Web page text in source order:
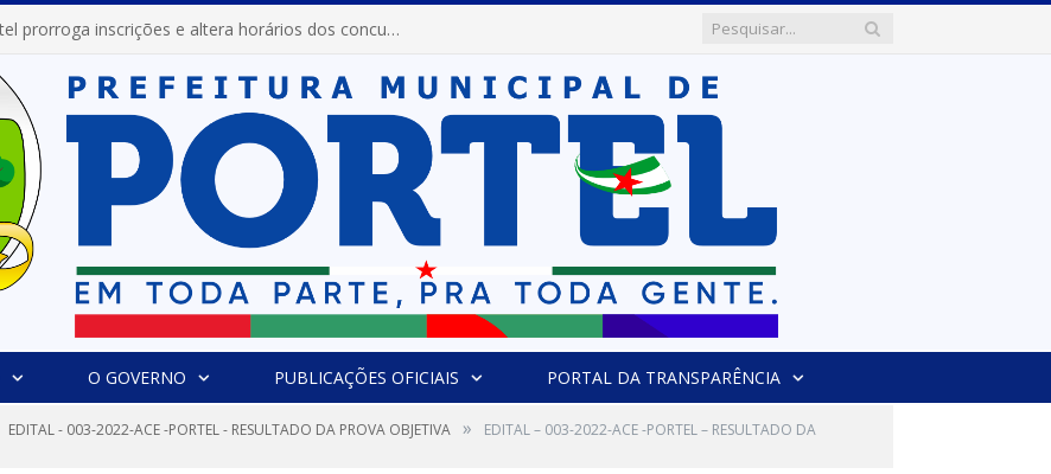
Prefeitura de Portel prorroga inscrições e altera horários dos concursos “Musa” e “Miss Mix Verão 2026”
O GOVERNO PUBLICAÇÕES OFICIAIS PORTAL DA TRANSPARÊNCIA
EDITAL - 003-2022-ACE -PORTEL - RESULTADO DA PROVA OBJETIVA » EDITAL – 003-2022-ACE -PORTEL – RESULTADO DA